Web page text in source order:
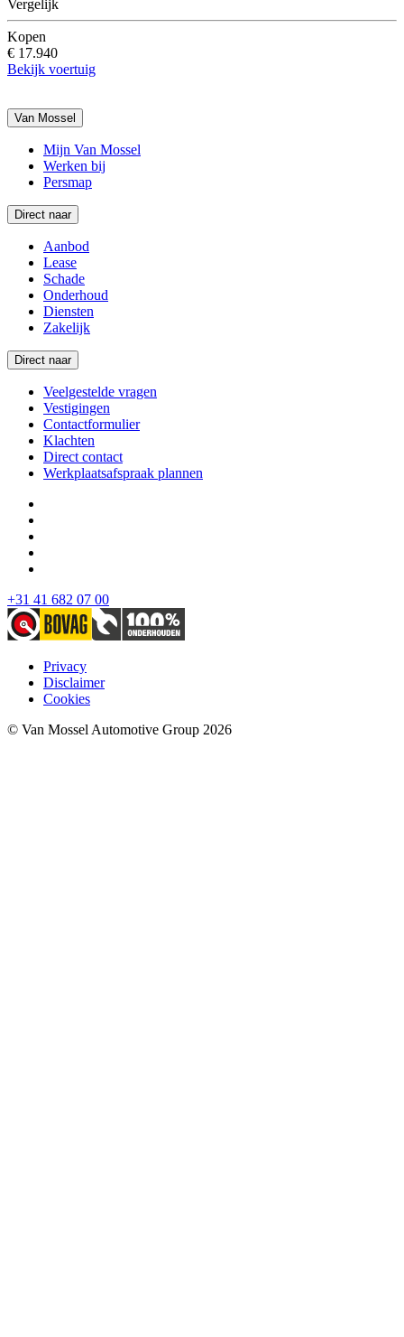
Vergelijk
Kopen
€ 17.940
Bekijk voertuig
Van Mossel
Mijn Van Mossel
Werken bij
Persmap
Direct naar
Aanbod
Lease
Schade
Onderhoud
Diensten
Zakelijk
Direct naar
Veelgestelde vragen
Vestigingen
Contactformulier
Klachten
Direct contact
Werkplaatsafspraak plannen
+31 41 682 07 00
Privacy
Disclaimer
Cookies
© Van Mossel Automotive Group 2026